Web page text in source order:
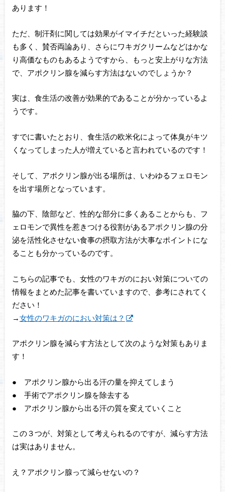
あります！
ただ、制汗剤に関しては効果がイマイチだといった経験談
も多く、賛否両論あり、さらにワキガクリームなどはかな
り高価なものもあるようですから、もっと安上がりな方法
で、アポクリン腺を減らす方法はないのでしょうか？
実は、食生活の改善が効果的であることが分かっているよ
うです。
すでに書いたとおり、食生活の欧米化によって体臭がキツ
くなってしまった人が増えていると言われているのです！
そして、アポクリン腺が出る場所は、いわゆるフェロモン
を出す場所となっています。
脇の下、陰部など、性的な部分に多くあることからも、フ
ェロモンで異性を惹きつける役割があるアポクリン腺の分
泌を活性化させない食事の摂取方法が大事なポイントにな
ることも分かっているのです。
こちらの記事でも、女性のワキガのにおい対策についての
情報をまとめた記事を書いていますので、参考にされてく
ださい！
→女性のワキガのにおい対策は？
アポクリン腺を減らす方法として次のような対策もありま
す！
● アポクリン腺から出る汗の量を抑えてしまう
● 手術でアポクリン腺を除去する
● アポクリン腺から出る汗の質を変えていくこと
この３つが、対策として考えられるのですが、減らす方法
は実はありません。
え？アポクリン腺って減らせないの？